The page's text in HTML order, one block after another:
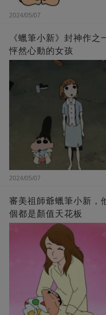
2024/05/07
《蠟筆小新》封神作
怦然心動的女孩
2024/05/07
審美祖師爺蠟筆小新，
個都是顏值天花板